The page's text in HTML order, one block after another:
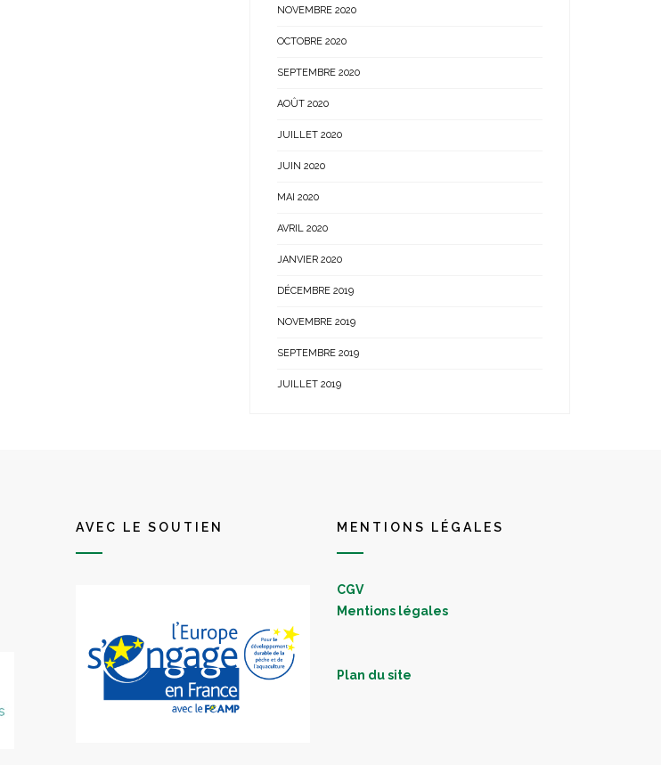
NOVEMBRE 2020
OCTOBRE 2020
SEPTEMBRE 2020
AOÛT 2020
JUILLET 2020
JUIN 2020
MAI 2020
AVRIL 2020
JANVIER 2020
DÉCEMBRE 2019
NOVEMBRE 2019
SEPTEMBRE 2019
JUILLET 2019
AVEC LE SOUTIEN MENTIONS LÉGALES
CGV
Mentions légales
Plan du site